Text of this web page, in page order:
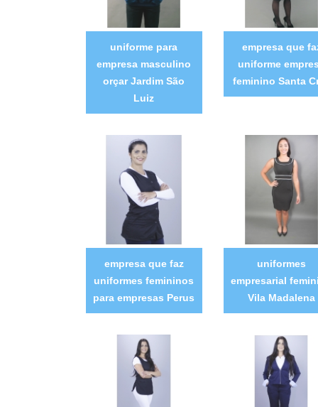
uniforme para
empresa masculino
orçar Jardim São
Luiz
empresa que
uniforme
feminino Santa
empresa que faz
uniformes femininos
para empresas Perus
uniformes
empresarial
Vila Madalena